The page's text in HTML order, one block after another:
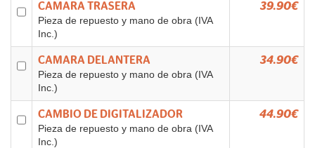
CAMARA TRASERA
Pieza de repuesto y mano de obra (IVA
Inc.)
39.90€
CAMARA DELANTERA
Pieza de repuesto y mano de obra (IVA
Inc.)
34.90€
CAMBIO DE DIGITALIZADOR
Pieza de repuesto y mano de obra (IVA
Inc.)
44.90€